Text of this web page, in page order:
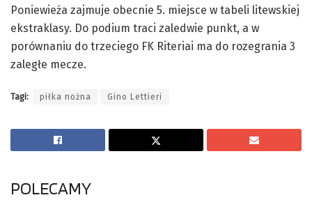
Poniewieża zajmuje obecnie 5. miejsce w tabeli litewskiej
ekstraklasy. Do podium traci zaledwie punkt, a w
porównaniu do trzeciego FK Riteriai ma do rozegrania 3
zaległe mecze.
Tagi: piłka nożna Gino Lettieri
POLECAMY